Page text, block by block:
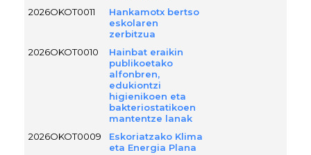
2026OKOT0011
Hankamotx bertso
eskolaren
zerbitzua
2026OKOT0010
Hainbat eraikin
publikoetako
alfonbren,
edukiontzi
higienikoen eta
bakteriostatikoen
mantentze lanak
2026OKOT0009
Eskoriatzako Klima
eta Energia Plana